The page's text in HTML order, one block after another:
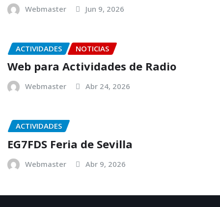
Webmaster Jun 9, 2026
ACTIVIDADES NOTICIAS
Web para Actividades de Radio
Webmaster Abr 24, 2026
ACTIVIDADES
EG7FDS Feria de Sevilla
Webmaster Abr 9, 2026